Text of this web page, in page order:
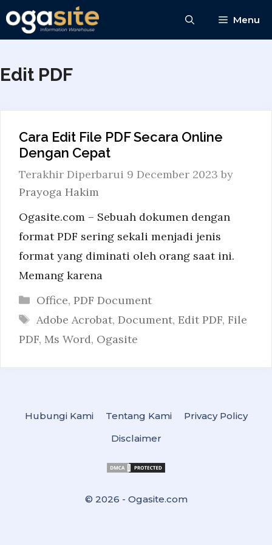
Skip
to
Menu
Edit PDF
Cara Edit File PDF Secara Online
Dengan Cepat
9 December 2023 by
Prayoga Hakim
Ogasite.com – Sebuah dokumen dengan
format PDF sering sekali menjadi jenis
format yang diminati oleh orang saat ini.
Memang karena
Categories
Office, PDF Document
Tags
Adobe Acrobat, Document, Edit PDF, File
PDF, Ms Word, Ogasite
Hubungi Kami Tentang Kami
Privacy Policy
Disclaimer
© 2026 - Ogasite.com